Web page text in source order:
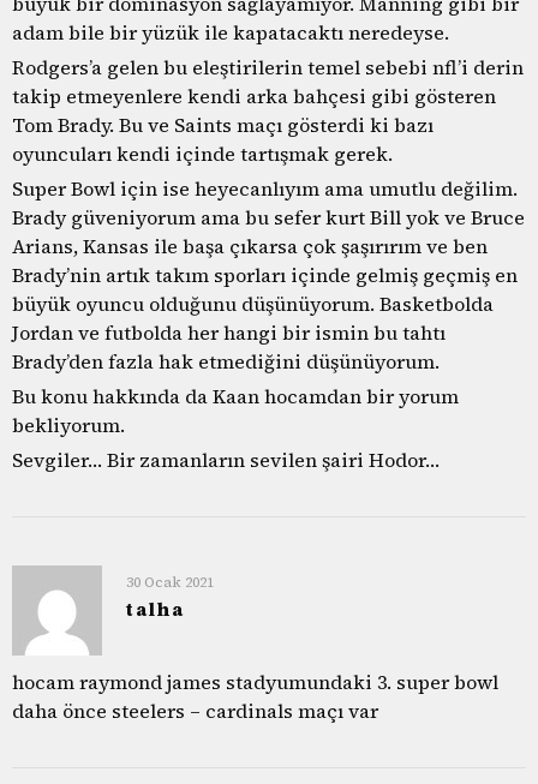
adam bile bir yüzük ile kapatacaktı neredeyse.
Rodgers’a gelen bu eleştirilerin temel sebebi nfl’i derin
takip etmeyenlere kendi arka bahçesi gibi gösteren
Tom Brady. Bu ve Saints maçı gösterdi ki bazı
oyuncuları kendi içinde tartışmak gerek.
Super Bowl için ise heyecanlıyım ama umutlu değilim.
Brady güveniyorum ama bu sefer kurt Bill yok ve Bruce
Arians, Kansas ile başa çıkarsa çok şaşırırım ve ben
Brady’nin artık takım sporları içinde gelmiş geçmiş en
büyük oyuncu olduğunu düşünüyorum. Basketbolda
Jordan ve futbolda her hangi bir ismin bu tahtı
Brady’den fazla hak etmediğini düşünüyorum.
Bu konu hakkında da Kaan hocamdan bir yorum
bekliyorum.
Sevgiler… Bir zamanların sevilen şairi Hodor…
30 Ocak 2021
talha
hocam raymond james stadyumundaki 3. super bowl
daha önce steelers – cardinals maçı var